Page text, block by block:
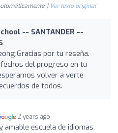
| Ver texto original
-- SANTANDER --
por tu reseña.
del progreso en tu
volver a verte
de todos.
2 years ago
amable escuela de idiomas